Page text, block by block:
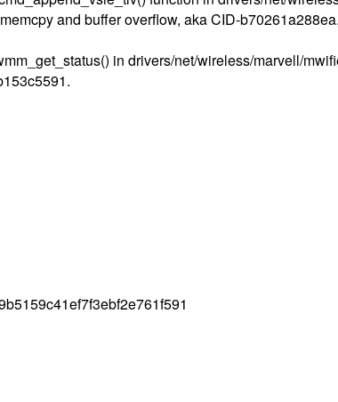
and buffer overflow, aka CID-b70261a288ea.
in drivers/net/wireless/marvell/